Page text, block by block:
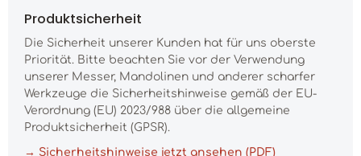
Produktsicherheit
Die Sicherheit unserer Kunden hat für uns oberste
Priorität. Bitte beachten Sie vor der Verwendung
unserer Messer, Mandolinen und anderer scharfer
Werkzeuge die Sicherheitshinweise gemäß der EU-
Verordnung (EU) 2023/988 über die allgemeine
Produktsicherheit (GPSR).
→ Sicherheitshinweise jetzt ansehen (PDF)